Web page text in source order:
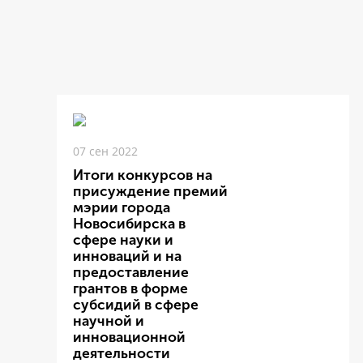
07 сен 2022
Итоги конкурсов на
присуждение премий
мэрии города
Новосибирска в
сфере науки и
инноваций и на
предоставление
грантов в форме
субсидий в сфере
научной и
инновационной
деятельности